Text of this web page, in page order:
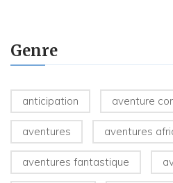
Genre
anticipation aventure
aventures aventures
aventures fantastique